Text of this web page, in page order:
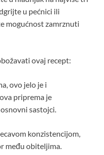
u pećnici ili
mogućnost zamrznuti
ovaj recept:
ovo jelo je i
priprema je
sastojci.
konzistencijom,
među obiteljima.